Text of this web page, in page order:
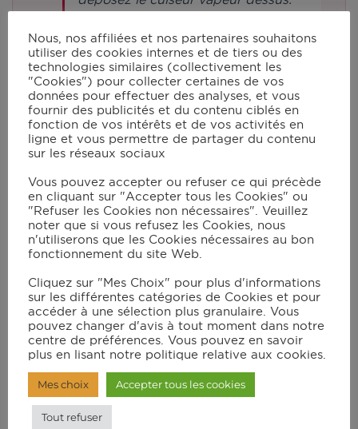
Mettez les pommes de terre
épluchées et coupées en gros
morceaux dans le cuiseur vapeur.
Fermez le couvercle et lancez le
programme vapeur P1 pour 30 min.
Videz l’eau du bol.
Dans le bol du robot muni du
batteur, ajoutez les pommes de terre
cuites. Verrouillez le couvercle avec
le bouchon et lancez le mode
manuel en vitesse 6 à 90°C pendant
5 min.
Ajoutez le beurre, les jaunes d’œufs
et la fleur de sel. Verrouillez le
couvercle avec le bouchon et lancez
Nous, nos affiliées et nos partenaires souhaitons
utiliser des cookies internes et de tiers ou des
technologies similaires (collectivement les
"Cookies") pour collecter certaines de vos
données pour effectuer des analyses, et vous
fournir des publicités et du contenu ciblés en
fonction de vos intérêts et de vos activités en
ligne et vous permettre de partager du contenu
sur les réseaux sociaux
Vous pouvez accepter ou refuser ce qui précède
en cliquant sur "Accepter tous les Cookies" ou
"Refuser les Cookies non nécessaires". Veuillez
noter que si vous refusez les Cookies, nous
n'utiliserons que les Cookies nécessaires au bon
fonctionnement du site Web.
Cliquez sur "Mes Choix" pour plus d'informations
sur les différentes catégories de Cookies et pour
accéder à une sélection plus granulaire. Vous
pouvez changer d'avis à tout moment dans notre
centre de préférences. Vous pouvez en savoir
plus en lisant notre politique relative aux cookies.
Mes choix Accepter tous les cookies
Tout refuser